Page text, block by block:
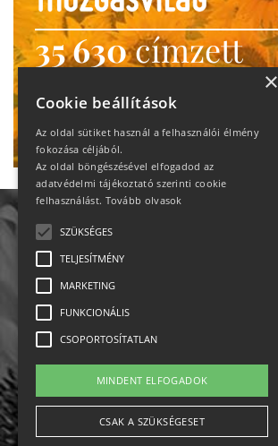
35 630címzett
heti motiváció
Ne maradj le!
Állásajánlatok
Impresszum-kapcsolat
Jogi nyilatkozat
×
Cookie beállítások
Az oldal sütiket használ a felhasználói élmény
fokozása céljából.
Az oldal böngészésével elfogadod az
adatvédelmi tájékoztató szerinti cookie
felhasználást. Tovább olvasok
SZÜKSÉGES
TELJESÍTMÉNY
MARKETING
FUNKCIONÁLIS
CSOPORTOSÍTATLAN
MINDENT ELFOGADOK
CSAK A SZÜKSÉGESET